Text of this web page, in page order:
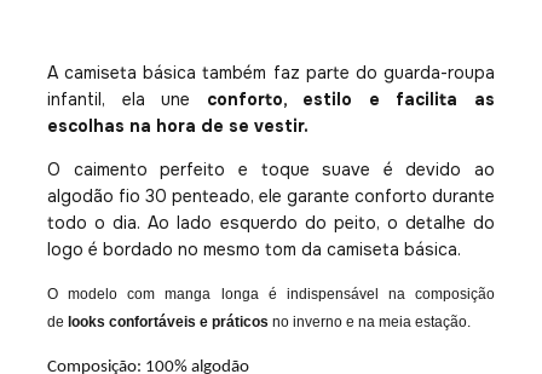
A camiseta básica também faz parte do guarda-roupa
infantil, ela une conforto, estilo e facilita as
escolhas na hora de se vestir.
O caimento perfeito e toque suave é devido ao
algodão fio 30 penteado, ele garante conforto durante
todo o dia. Ao lado esquerdo do peito, o detalhe do
logo é bordado no mesmo tom da camiseta básica.
O modelo com manga longa é indispensável na composição
de looks confortáveis e práticos no inverno e na meia estação.
Composição: 100% algodão